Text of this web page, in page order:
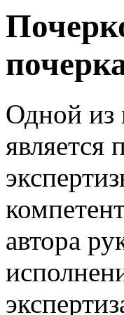
Одной из
является
автора